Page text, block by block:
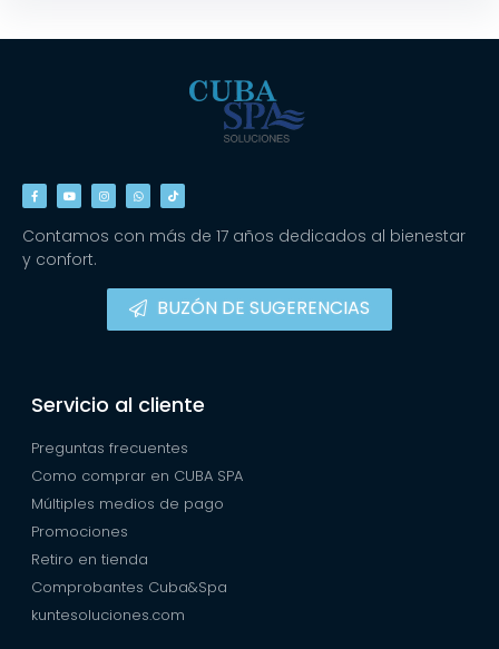
Contamos con más de 17 años dedicados al bienestar
y confort.
BUZÓN DE SUGERENCIAS
Servicio al cliente
Preguntas frecuentes
Como comprar en CUBA SPA
Múltiples medios de pago
Promociones
Retiro en tienda
Comprobantes Cuba&Spa
kuntesoluciones.com